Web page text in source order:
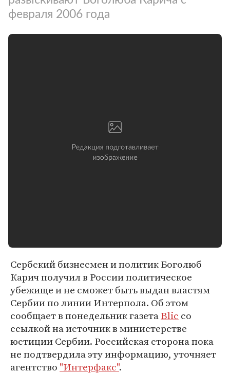
февраля 2006 года
Сербский бизнесмен и политик Боголюб
Карич получил в России политическое
убежище и не сможет быть выдан властям
Сербии по линии Интерпола. Об этом
сообщает в понедельник газетаBlic со
ссылкой на источник в министерстве
юстиции Сербии. Российская сторона пока
не подтвердила эту информацию, уточняет
агентство "Интерфакс".